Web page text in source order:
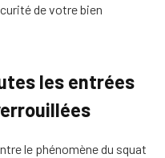
de votre bien
les entrées
le phénomène du squat